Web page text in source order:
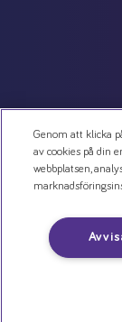
Genom att klicka
av cookies på din
webbplatsen,